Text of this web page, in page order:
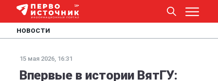
НОВОСТИ
15 мая 2026, 16:31
Впервые в истории ВятГУ: